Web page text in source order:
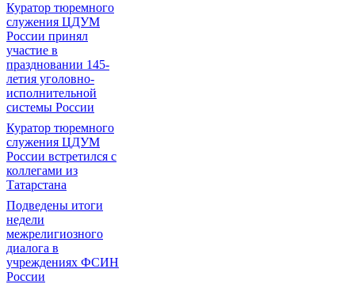
Куратор тюремного
служения ЦДУМ
России принял
участие в
праздновании 145-
летия уголовно-
исполнительной
системы России
Куратор тюремного
служения ЦДУМ
России встретился с
коллегами из
Татарстана
Подведены итоги
недели
межрелигиозного
диалога в
учреждениях ФСИН
России